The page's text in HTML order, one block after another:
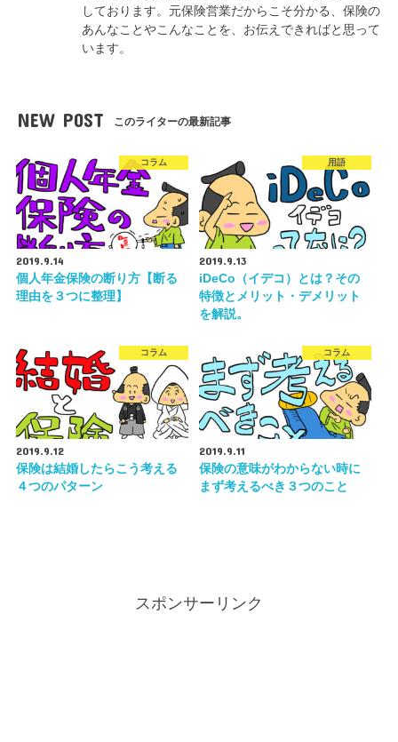
しております。元保険営業だからこそ分かる、保険の
あんなことやこんなことを、お伝えできればと思って
います。
NEW POST このライターの最新記事
コラム
2019.9.14
個人年金保険の断り方【断る
理由を３つに整理】
用語
2019.9.13
iDeCo（イデコ）とは？その
特徴とメリット・デメリット
を解説。
コラム
2019.9.12
保険は結婚したらこう考える
４つのパターン
コラム
2019.9.11
保険の意味がわからない時に
まず考えるべき３つのこと
スポンサーリンク